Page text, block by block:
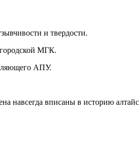
и твердости.
МГК.
АПУ.
вписаны в историю